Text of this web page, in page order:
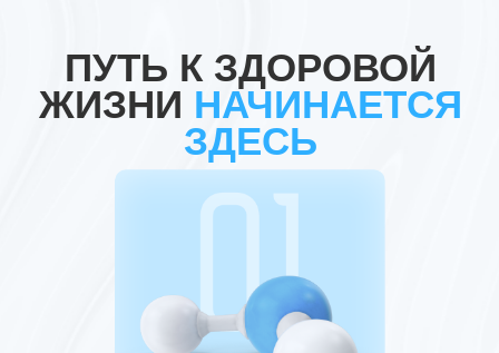
ПУТЬ К ЗДОРОВОЙ
ЖИЗНИ НАЧИНАЕТСЯ
ЗДЕСЬ
воды и хочет разобраться
в свойствах и составе
воды,которые делают
ее полезной